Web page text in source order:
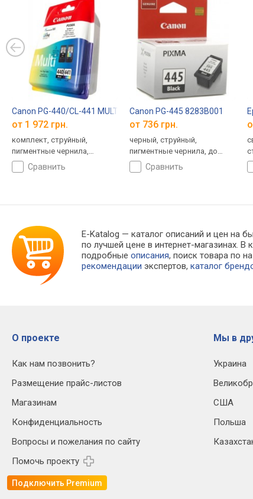
Canon PG-440/CL-441 MULTI 5219B005
от 1 972 грн.
комплект, струйный,
пигментные чернила,
водорастворимые чернила,
до 360 страниц
сравнить
Canon PG-445 8283B001
от 736 грн.
черный, струйный,
пигментные чернила, до
180 страниц
сравнить
E-Katalog — каталог описаний и цен на
по лучшей цене в интернет-
подробныеописания, поиск товара по
рекомендации экспертов,каталог
О проекте
Как нам позвонить?
Размещение прайс-листов
Магазинам
Конфиденциальность
Вопросы и пожелания по сайту
Помочь проекту
Подключить Premium
Мы в
Украина
США
Польша